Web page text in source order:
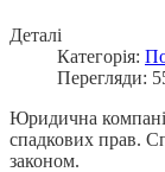
Деталі
Категорія:
Перегляди:
Юридична
спадкових прав.
законом.